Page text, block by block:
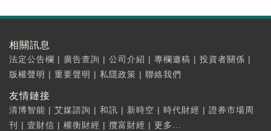
相關訊息
法定公告欄 | 廣告查詢 | 公司介紹 | 專欄邀稿 | 投資者關係 |
版權聲明 | 重要聲明 | 私隱政策 | 聯絡我們
友情鏈接
清博智能 | 艾媒諮詢 | 和訊 | 新時空 | 時代財經 | 證券市場周
刊
| 壹財信 | 權衡財經 | 攬富財經 | 更多...